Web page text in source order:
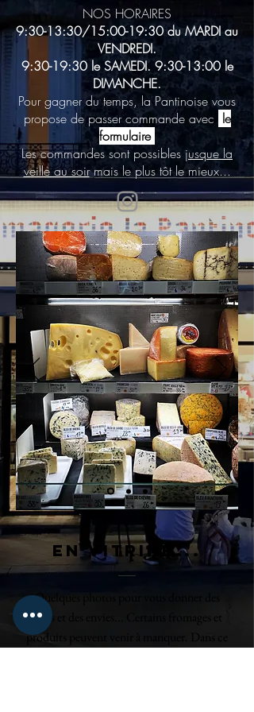
NOS HORAIRES
9:30-13:30/15:00-19:30 du MARDI au
VENDREDI.
9:30-19:30 le SAMEDI. 9:30-13:00 le
DIMANCHE.
Pour gagner du temps, la Pantinoise vous
propose de passer commande avec le
formulaire
Les commandes sont possibles jusque la
veille au soirmais le plus tôt le mieux...
En vitrine...
Quelques photos pour vous donner des
idées et des envies... Certains fromages et
produits peuvent venir à manquer. Dans ce